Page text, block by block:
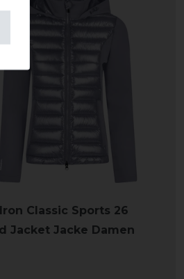
Classic Sports 26
Jacket Jacke Damen